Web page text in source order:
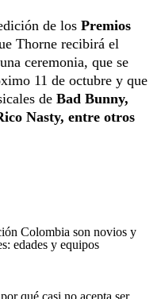
de los Premios
Thorne recibirá el
ceremonia, que se
11 de octubre y que
de Bad Bunny,
Nasty, entre otros
Colombia son novios y
edades y equipos
qué casi no acepta ser